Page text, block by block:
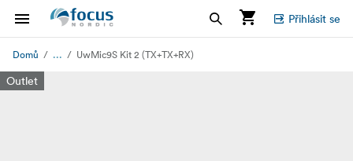
Přihlásit se
Domů ... UwMic9S Kit 2 (TX+TX+RX)
Outlet